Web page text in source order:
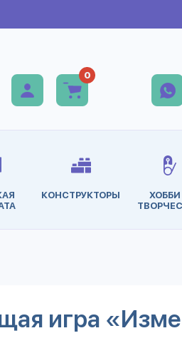
0
КОНСТРУКТОРЫ
ХОББИ
игра